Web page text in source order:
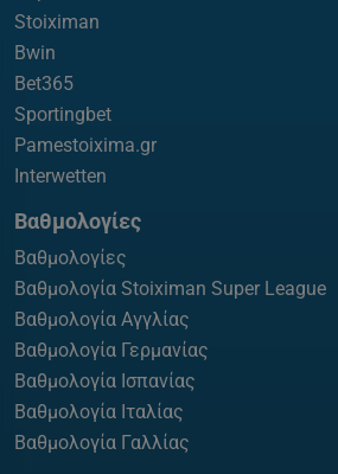
Stoiximan
Bwin
Bet365
Sportingbet
Pamestoixima.gr
Interwetten
Βαθμολογίες
Βαθμολογίες
Βαθμολογία Stoiximan Super League
Βαθμολογία Αγγλίας
Βαθμολογία Γερμανίας
Βαθμολογία Ισπανίας
Βαθμολογία Ιταλίας
Βαθμολογία Γαλλίας